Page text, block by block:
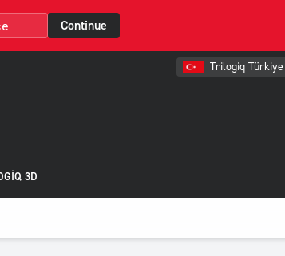
Continue
Trilogiq Türkiye
3D